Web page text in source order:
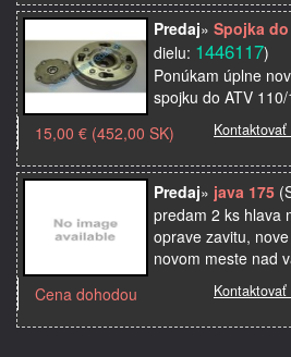
Predaj» Spojka do
dielu: 1446117)
Ponúkam úplne
spojku do ATV
15,00 € (452,00 SK)
Predaj» java 175
predam 2 ks hlava
oprave zavitu,
novom meste nad
Cena dohodou